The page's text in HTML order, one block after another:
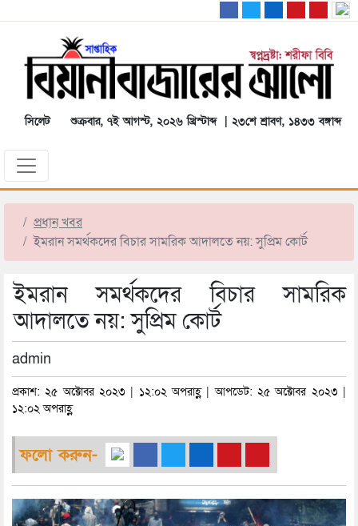
সিলেট শুক্রবার, ৭ই আগস্ট, ২০২৬ খ্রিস্টাব্দ | ২৩শে শ্রাবণ, ১৪৩৩ বঙ্গাব্দ
প্রধান খবর
ইমরান সমর্থকদের বিচার সামরিক আদালতে নয়: সুপ্রিম কোর্ট
ইমরান সমর্থকদের বিচার সামরিক
আদালতে নয়: সুপ্রিম কোর্ট
admin
প্রকাশ: ২৫ অক্টোবর ২০২৩ | ১২:০২ অপরাহ্ণ | আপডেট: ২৫ অক্টোবর ২০২৩ |
১২:০২ অপরাহ্ণ
ফলো করুন-